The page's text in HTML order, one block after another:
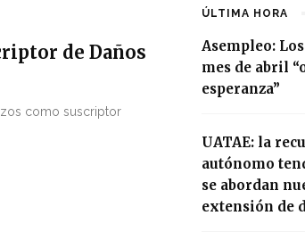
de Daños
como suscriptor
ÚLTIMA HORA
Asempleo:
mes de abril
esperanza”
UATAE: la
autónomo
se abordan
extensión de